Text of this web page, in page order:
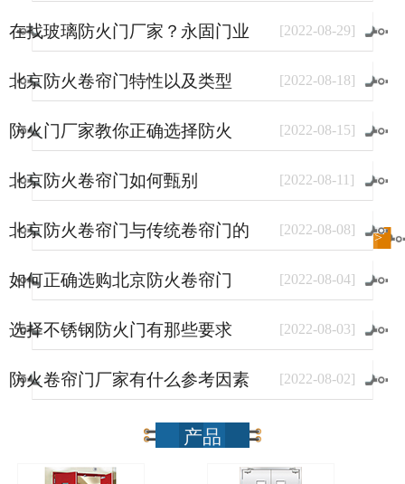
在找玻璃防火门厂家？永固门业
了解一下。
[2022-08-29]
北京防火卷帘门特性以及类型 [2022-08-18]
防火门厂家教你正确选择防火
门？
[2022-08-15]
北京防火卷帘门如何甄别 [2022-08-11 ]
北京防火卷帘门与传统卷帘门的
区别
[2022-08-08]
如何正确选购北京防火卷帘门 [2022-08-04]
选择不锈钢防火门有那些要求 [2022-08-03]
防火卷帘门厂家有什么参考因素 [2022-08-02]
进入新闻 频道>>
产品